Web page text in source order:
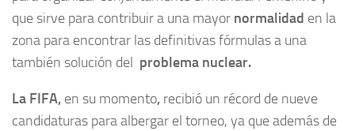
que sirve para contribuir a una mayor normalidad en la
zona para encontrar las definitivas fórmulas a una
también solución del problema nuclear.
La FIFA, en su momento, recibió un récord de nueve
candidaturas para albergar el torneo, ya que además de